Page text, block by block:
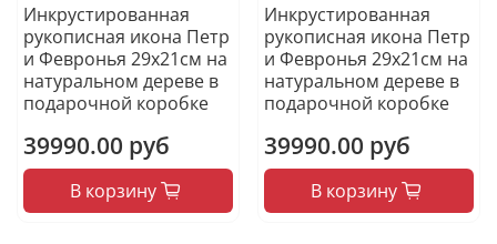
Инкрустированная
рукописная икона Петр
и Февронья 29х21см на
натуральном дереве в
подарочной коробке
39990.00 руб
В корзину
Инкрустированная
рукописная икона Петр
и Февронья 29х21см на
натуральном дереве в
подарочной коробке
39990.00 руб
В корзину